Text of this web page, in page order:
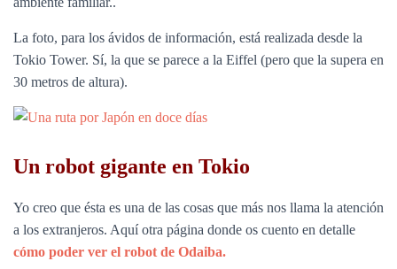
La foto, para los ávidos de información, está realizada desde la
Tokio Tower. Sí, la que se parece a la Eiffel (pero que la supera en
30 metros de altura).
Un robot gigante en Tokio
Yo creo que ésta es una de las cosas que más nos llama la atención
a los extranjeros. Aquí otra página donde os cuento en detalle
cómo poder ver el robot de Odaiba.